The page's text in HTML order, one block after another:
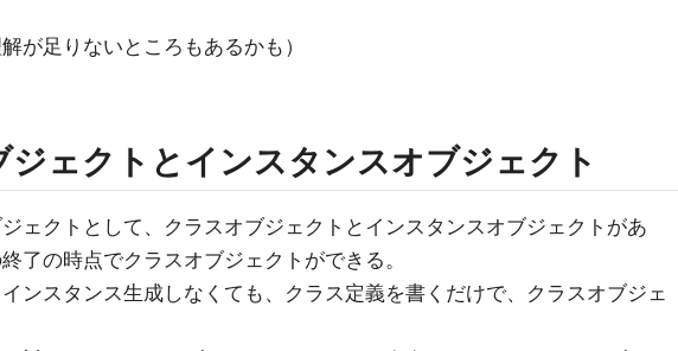
が足りないところもあるかも）
ジェクトとインスタンスオブジェクト
ェクトとして、クラスオブジェクトとインスタンスオブジェクトがあ
了の時点でクラスオブジェクトができる。
ンスタンス生成しなくても、クラス定義を書くだけで、クラスオブジェ